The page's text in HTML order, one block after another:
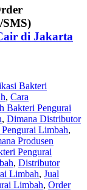
SMS)
Bakteri
, Cara
Bakteri Pengurai
, Dimana Distributor
Limbah,
Produsen
Pengurai
, Distributor
Limbah, Jual
Limbah, Order